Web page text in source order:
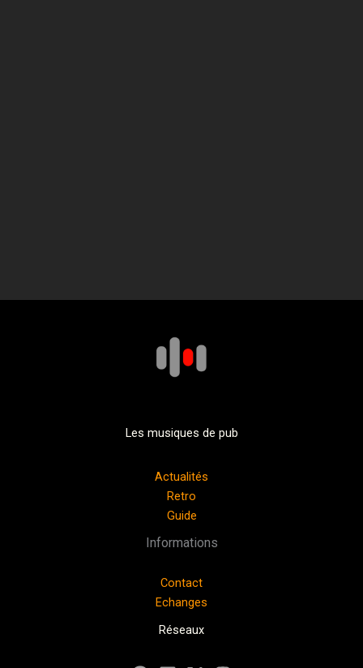
Les musiques de pub
Actualités
Retro
Guide
Informations
Contact
Echanges
Réseaux